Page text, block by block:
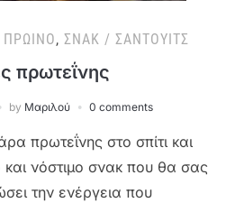
ΠΡΩΙΝΌ, ΣΝΑΚ / ΣΆΝΤΟΥΙΤΣ
πρωτεΐνης
by Μαριλού 0 comments
πρωτεΐνης στο σπίτι και
νόστιμο σνακ που θα σας
την ενέργεια που